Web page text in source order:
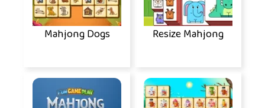
Mahjong Dogs Resize Mahjong